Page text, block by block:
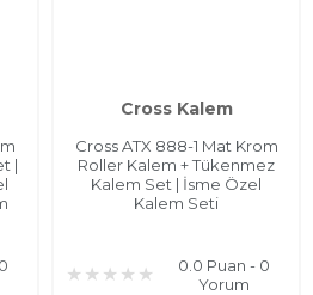
|
Cross Kalem
Cross ATX 888-1 Mat Krom
Roller Kalem + Tükenmez
Kalem Set | İsme Özel
Kalem Seti
0.0 Puan - 0
Yorum